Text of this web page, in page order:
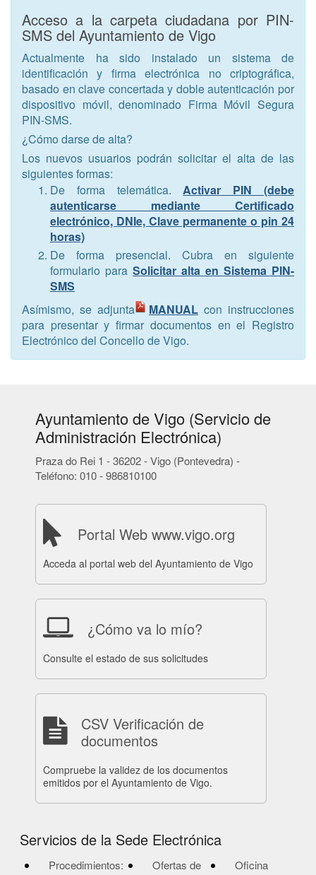
Acceso a la carpeta ciudadana por PIN-
SMS del Ayuntamiento de Vigo
Actualmente ha sido instalado un sistema de
identificación y firma electrónica no criptográfica,
basado en clave concertada y doble autenticación por
dispositivo móvil, denominado Firma Móvil Segura
PIN-SMS.
¿Cómo darse de alta?
Los nuevos usuarios podrán solicitar el alta de las
siguientes formas:
De forma telemática.Activar PIN (debe
autenticarse mediante Certificado
electrónico, DNIe, Clave permanente o pin 24
horas)
De forma presencial. Cubra en siguiente
formulario para Solicitar alta en Sistema PIN-
SMS
Asímismo, se adjunta
MANUAL con instrucciones
para presentar y firmar documentos en el Registro
Electrónico del Concello de Vigo.
Ayuntamiento de Vigo (Servicio de
Administración Electrónica)
Praza do Rei 1 - 36202 - Vigo (Pontevedra) -
Teléfono: 010 - 986810100
Portal Web www.vigo.org
Acceda al portal web del Ayuntamiento de Vigo
¿Cómo va lo mío?
Consulte el estado de sus solicitudes
CSV Verificación de
documentos
Compruebe la validez de los documentos
emitidos por el Ayuntamiento de Vigo.
Servicios de la Sede Electrónica
Procedimientos:
Ofertas de
Oficina